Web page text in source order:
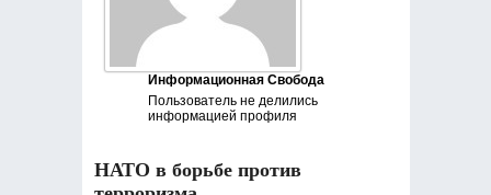
Информационная Свобода
Пользователь не делились
информацией профиля
НАТО в борьбе против